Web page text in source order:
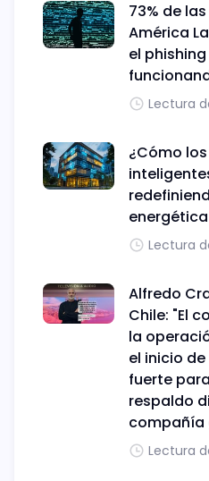
73% de
América
el
Lectura
¿Cómo
Lectura
Alfredo
Chile: "El
la
el inicio
fuerte
respaldo
compañía
Lectura